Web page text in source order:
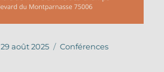
Publié
29 août 2025 Catégories
Conférences